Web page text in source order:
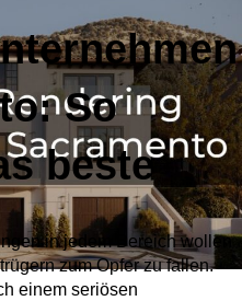
So
beste
in jedem Bereich wollen
zum Opfer zu fallen.
einem seriösen